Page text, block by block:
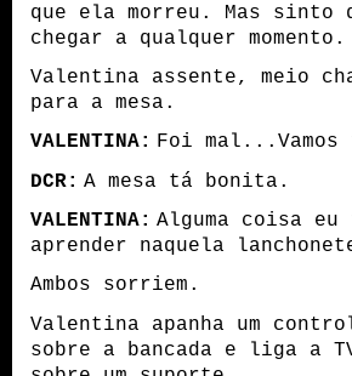
que ela morreu. Mas sinto
chegar a qualquer momento.
Valentina assente, meio
para a mesa.
VALENTINA: Foi mal...Vamos
DCR: A mesa tá bonita.
VALENTINA: Alguma coisa
aprender naquela
Ambos sorriem.
Valentina apanha um
sobre a bancada e liga a